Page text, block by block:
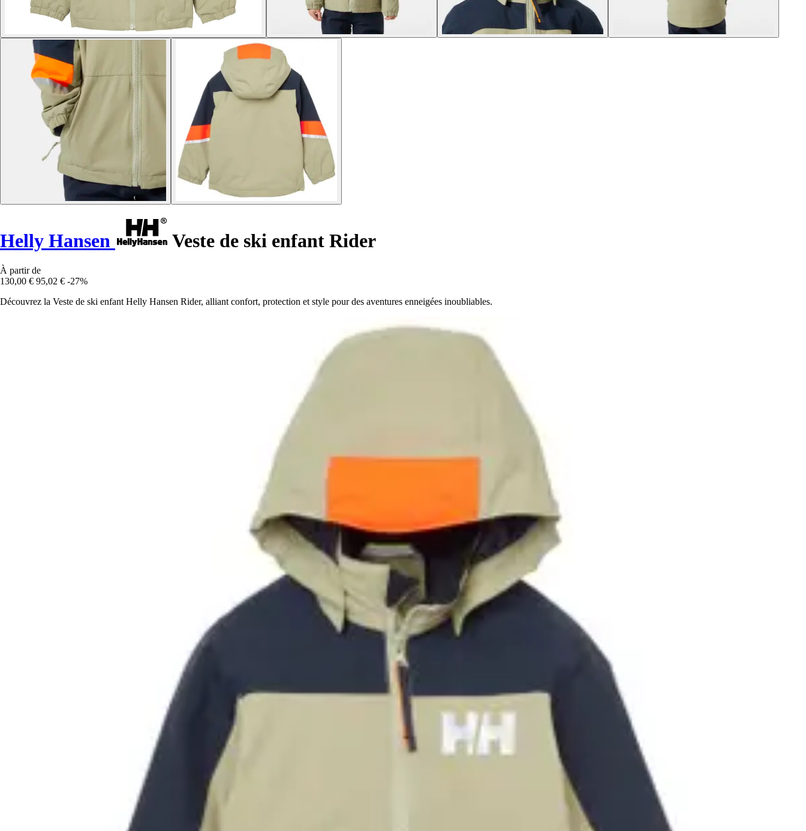
Helly Hansen Veste de ski enfant Rider
À partir de
130,00 € 95,02 € -27%
Découvrez la Veste de ski enfant Helly Hansen Rider, alliant confort, protection et style pour des aventures enneigées inoubliables.